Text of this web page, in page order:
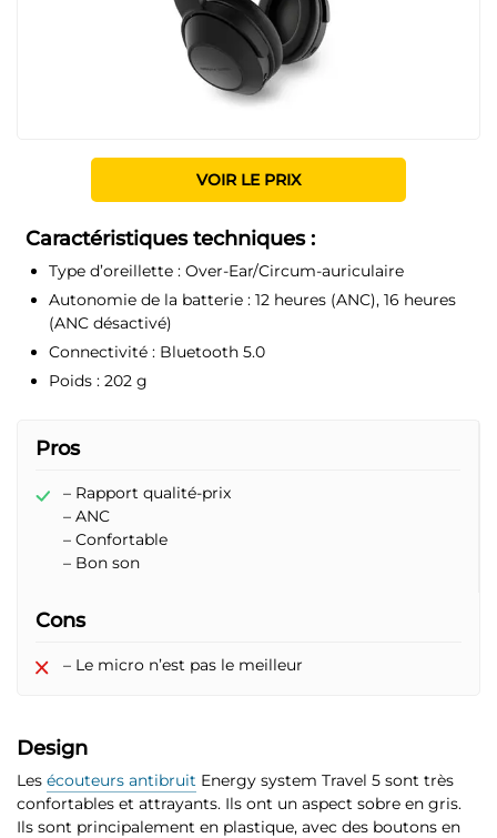
VOIR LE PRIX
Caractéristiques techniques :
Type d’oreillette : Over-Ear/Circum-auriculaire
Autonomie de la batterie : 12 heures (ANC), 16 heures
(ANC désactivé)
Connectivité : Bluetooth 5.0
Poids : 202 g
Pros
– Rapport qualité-prix
– ANC
– Confortable
– Bon son
Cons
– Le micro n’est pas le meilleur
Design
Les écouteurs antibruit Energy system Travel 5 sont très
confortables et attrayants. Ils ont un aspect sobre en gris.
Ils sont principalement en plastique, avec des boutons en